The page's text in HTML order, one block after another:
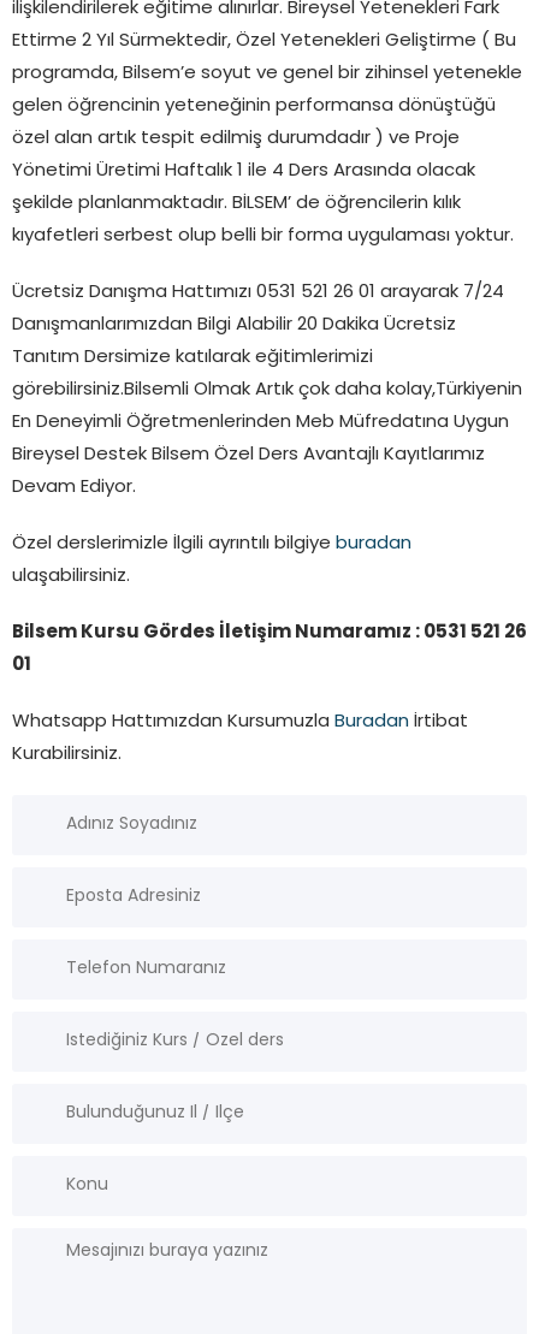
ilişkilendirilerek eğitime alınırlar. Bireysel Yetenekleri Fark
Ettirme 2 Yıl Sürmektedir, Özel Yetenekleri Geliştirme ( Bu
programda, Bilsem’e soyut ve genel bir zihinsel yetenekle
gelen öğrencinin yeteneğinin performansa dönüştüğü
özel alan artık tespit edilmiş durumdadır ) ve Proje
Yönetimi Üretimi Haftalık 1 ile 4 Ders Arasında olacak
şekilde planlanmaktadır. BİLSEM’ de öğrencilerin kılık
kıyafetleri serbest olup belli bir forma uygulaması yoktur.
Ücretsiz Danışma Hattımızı 0531 521 26 01 arayarak 7/24
Danışmanlarımızdan Bilgi Alabilir 20 Dakika Ücretsiz
Tanıtım Dersimize katılarak eğitimlerimizi
görebilirsiniz.Bilsemli Olmak Artık çok daha kolay,Türkiyenin
En Deneyimli Öğretmenlerinden Meb Müfredatına Uygun
Bireysel Destek Bilsem Özel Ders Avantajlı Kayıtlarımız
Devam Ediyor.
Özel derslerimizle İlgili ayrıntılı bilgiye buradan
ulaşabilirsiniz.
Bilsem Kursu Gördes İletişim Numaramız : 0531 521 26
01
Whatsapp Hattımızdan Kursumuzla Buradan İrtibat
Kurabilirsiniz.